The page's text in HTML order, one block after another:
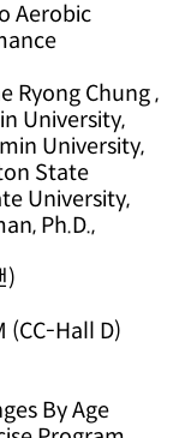
Aerobic
Ryong Chung ,
University,
University,
State
University,
Ph.D.,
)
(CC-Hall D)
By Age